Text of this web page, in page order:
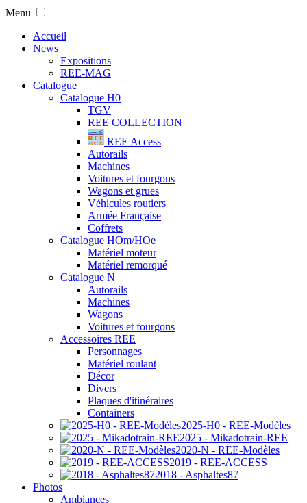
Menu
Accueil
News
Expositions
REE-MAG
Catalogue
Catalogue H0
TGV
REE COLLECTION
REE Access
Autorails
Machines
Voitures et fourgons
Wagons et grues
Véhicules routiers
Armée Française
Coffrets
Catalogue HOm/HOe
Matériel moteur
Matériel remorqué
Catalogue N
Autorails
Machines
Wagons
Voitures et fourgons
Accessoires REE
Personnages
Matériel roulant
Décor
Divers
Plaques d'itinéraires
Containers
2025-H0 - REE-Modèles
2025 - Mikadotrain-REE
2020-N - REE-Modèles
2019 - REE-ACCESS
2018 - Asphaltes87
Photos
Ambiances